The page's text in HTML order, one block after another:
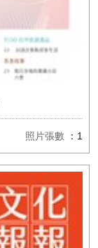
照片張數 ：1